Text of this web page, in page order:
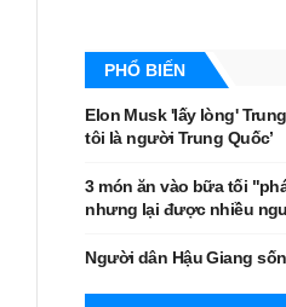
PHỔ BIẾN
Elon Musk 'lấy lòng'
tôi là người Trung Quốc’
3 món ăn vào bữa tối
nhưng lại được nhiều
Người dân Hậu Giang